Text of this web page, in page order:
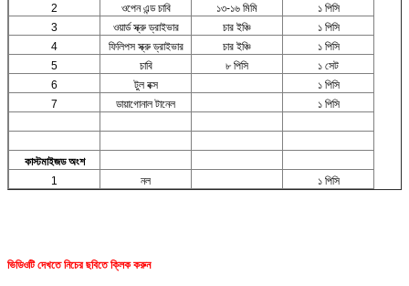
2
ওপেন এন্ড চাবি ১৩-১৬ মিমি
১ পিসি
3
ওয়ার্ড স্ক্রু ড্রাইভার চার ইঞ্চি
১ পিসি
4
ফিলিপস স্ক্রু ড্রাইভার চার ইঞ্চি
১ পিসি
5
চাবি ৮ পিসি
১ সেট
6
টুল বক্স
১ পিসি
7
ডায়াগোনাল টানেল ১ পিসি
কাস্টমাইজড অংশ
1
নল ১ পিসি
ভিডিওটি দেখতে নিচের ছবিতে ক্লিক করুন